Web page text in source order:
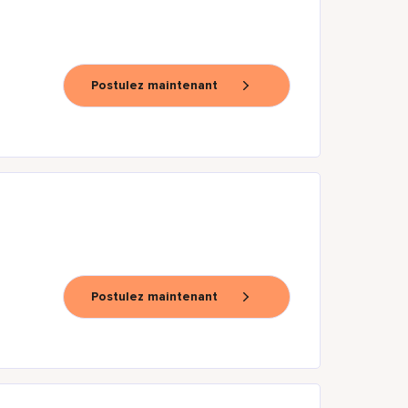
Postulez maintenant
Postulez maintenant